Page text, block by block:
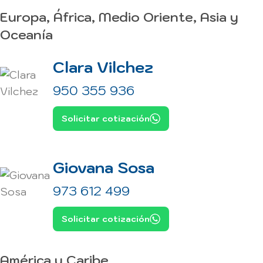
Europa, África, Medio Oriente, Asia y
Oceanía
Clara Vilchez
950 355 936
Solicitar cotización
Giovana Sosa
973 612 499
Solicitar cotización
América y Caribe